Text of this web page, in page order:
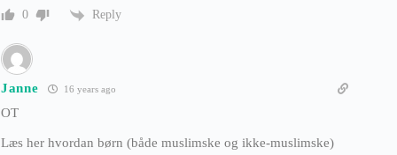
0 Reply
Janne 16 years ago
OT
Læs her hvordan børn (både muslimske og ikke-muslimske)